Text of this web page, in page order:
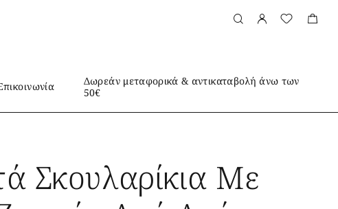
Δωρεάν μεταφορικά & αντικαταβολή άνω των
50€
Σκουλαρίκια Με